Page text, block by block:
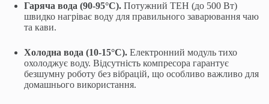
Гаряча вода (90-95°C). Потужний ТЕН (до 500 Вт)
швидко нагріває воду для правильного заварювання чаю
та кави.
Холодна вода (10-15°C). Електронний модуль тихо
охолоджує воду. Відсутність компресора гарантує
безшумну роботу без вібрацій, що особливо важливо для
домашнього використання.